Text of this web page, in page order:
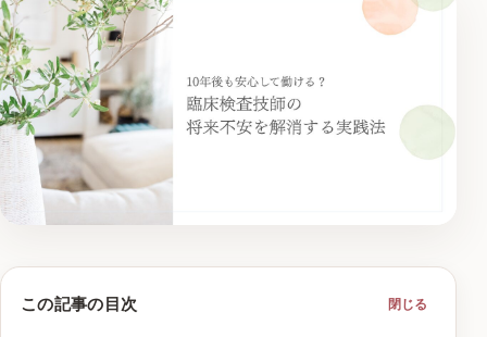
この記事の目次 閉じる